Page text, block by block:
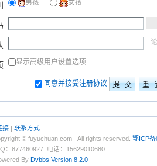
男孩 女孩
显示高级用户设置选项
同意并接受注册协议
接 | 联系方式
© fuyuchuan.com All rights reserved. 鄂ICP
：877460927 电话：15629010680
By Dvbbs Version 8.2.0